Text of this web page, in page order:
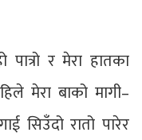
र मेरा हातका
मेरा बाको मागी–
सिउँदो रातो पारेर